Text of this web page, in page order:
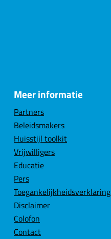
Meer informatie
Partners
Beleidsmakers
Huisstijl toolkit
Vrijwilligers
Educatie
Pers
Toegankelijkheidsverklaring
Disclaimer
Colofon
Contact